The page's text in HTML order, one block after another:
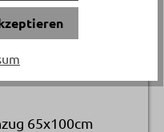
65x100cm